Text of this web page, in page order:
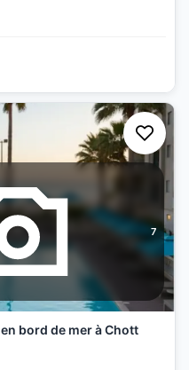
7
bord de mer à Chott